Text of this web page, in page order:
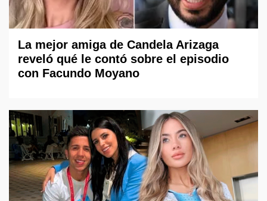
La mejor amiga de Candela Arizaga
reveló qué le contó sobre el episodio
con Facundo Moyano